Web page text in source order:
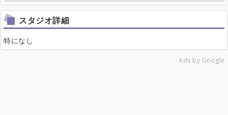
スタジオ詳細
特になし
Ads by Google